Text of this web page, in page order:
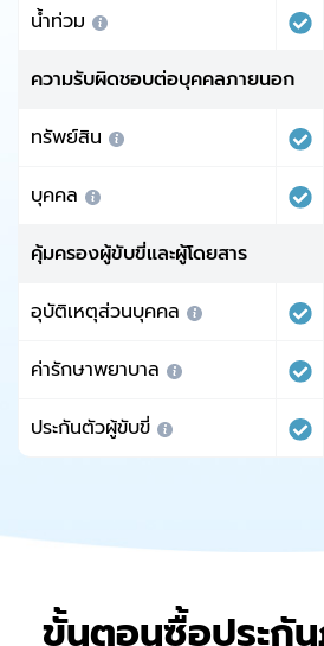
น้ำท่วม
ความรับผิดชอบต่อบุคคลภายนอก
ทรัพย์สิน
บุคคล
คุ้มครองผู้ขับขี่และผู้โดยสาร
อุบัติเหตุส่วนบุคคล
ค่ารักษาพยาบาล
ประกันตัวผู้ขับขี่
ขั้นตอนซื้อประกั